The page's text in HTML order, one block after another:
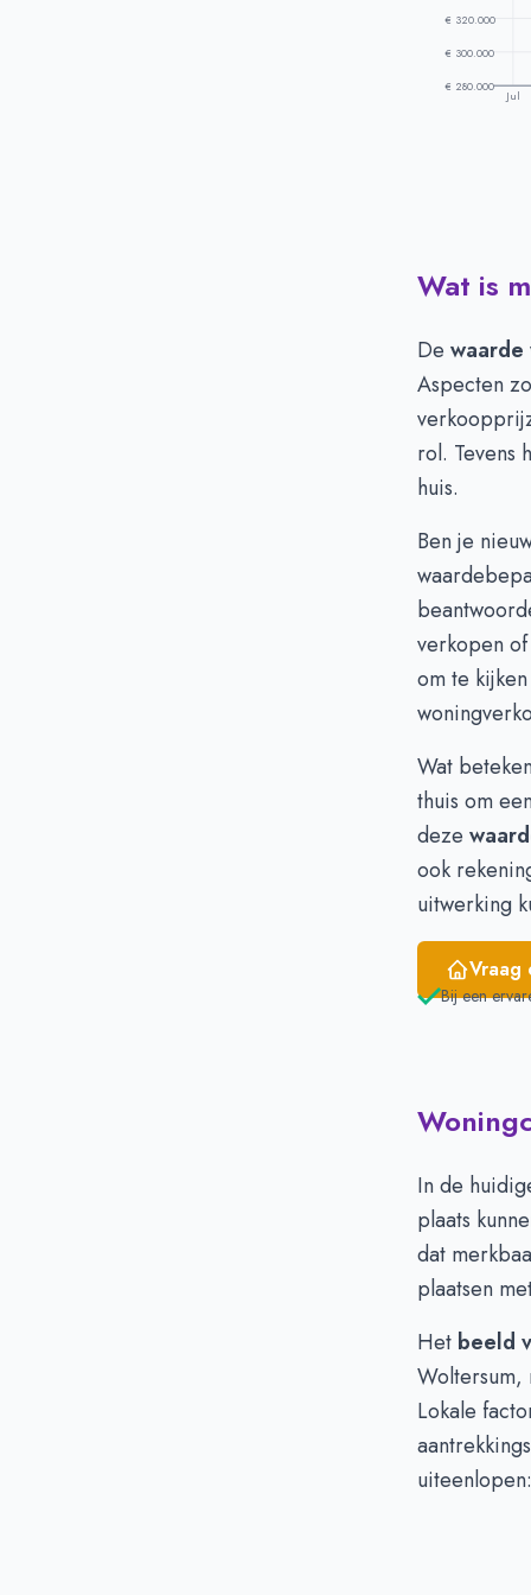
€ 320.000
€ 300.000
€ 280.000
Jul
Juli
-
Augustus
September
Oktober
-
November -
December
Februari
€
Maart
€
April
€
Mei
€
Juni
€
Wat is
De waarde
Aspecten
rol. Tevens
huis.
Ben je
verkopen
om te
Wat
thuis om
deze
ook
uitwerking
Vraag
Bij een
In de
plaats
dat
plaatsen
Het beeld
Woltersum,
Lokale
uiteenlopen: